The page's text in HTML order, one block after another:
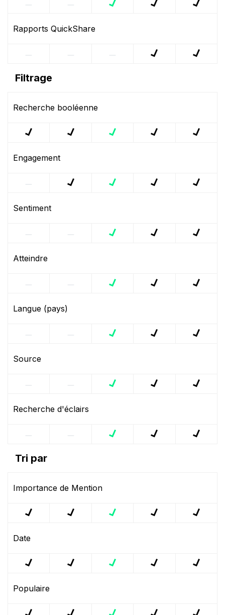
Rapports QuickShare
Filtrage
Recherche booléenne
Engagement
Sentiment
Atteindre
Langue (pays)
Source
Recherche d'éclairs
Tri par
Importance de Mention
Date
Populaire